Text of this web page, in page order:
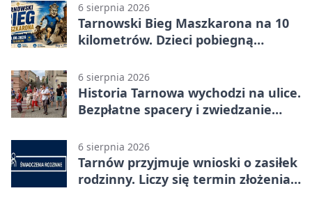
6 sierpnia 2026
Tarnowski Bieg Maszkarona na 10
kilometrów. Dzieci pobiegną
6 sierpnia 2026
Historia Tarnowa wychodzi na ulice.
Bezpłatne spacery i zwiedzanie
6 sierpnia 2026
Tarnów przyjmuje wnioski o zasiłek
rodzinny. Liczy się termin złożenia